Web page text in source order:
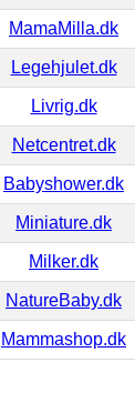
MamaMilla.dk
Legehjulet.dk
Livrig.dk
Netcentret.dk
Babyshower.dk
Miniature.dk
Milker.dk
NatureBaby.dk
Mammashop.dk